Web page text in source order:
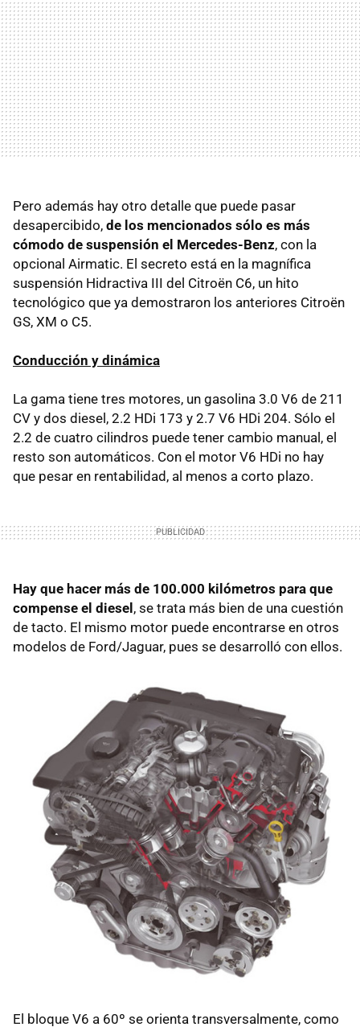
Pero además hay otro detalle que puede pasar
desapercibido, de los mencionados sólo es más
cómodo de suspensión el Mercedes-Benz, con la
opcional Airmatic. El secreto está en la magnífica
suspensión Hidractiva III del Citroën C6, un hito
tecnológico que ya demostraron los anteriores Citroën
GS, XM o C5.
Conducción y dinámica
La gama tiene tres motores, un gasolina 3.0 V6 de 211
CV y dos diesel, 2.2 HDi 173 y 2.7 V6 HDi 204. Sólo el
2.2 de cuatro cilindros puede tener cambio manual, el
resto son automáticos. Con el motor V6 HDi no hay
que pesar en rentabilidad, al menos a corto plazo.
Hay que hacer más de 100.000 kilómetros para que
compense el diesel , se trata más bien de una cuestión
de tacto. El mismo motor puede encontrarse en otros
modelos de Ford/Jaguar, pues se desarrolló con ellos.
El bloque V6 a 60º se orienta transversalmente, como